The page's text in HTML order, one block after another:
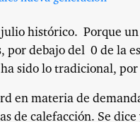
julio histórico. Porque
por debajo del 0 de la
sido lo tradicional,
en materia de
de calefacción. Se